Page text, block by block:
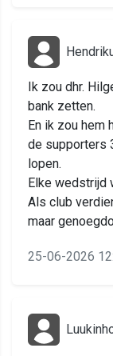
Ik zou dhr.
bank zetten.
En ik zou hem
de supporters
lopen.
Elke wedstrijd
Als club
maar
25-06-2026